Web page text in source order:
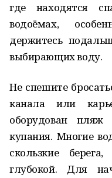
где находятся
водоёмах,
держитесь
выбирающих воду.
Не спешите
канала или
оборудован
купания. Многие
скользкие
глубокой. Для